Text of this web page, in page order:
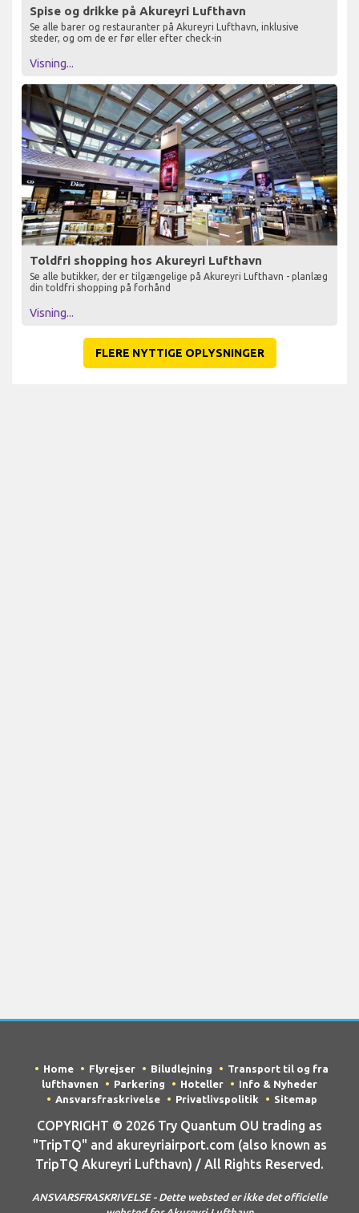
Spise og drikke på Akureyri Lufthavn
Se alle barer og restauranter på Akureyri Lufthavn, inklusive
steder, og om de er før eller efter check-in
Visning...
Toldfri shopping hos Akureyri Lufthavn
Se alle butikker, der er tilgængelige på Akureyri Lufthavn - planlæg
din toldfri shopping på forhånd
Visning...
FLERE NYTTIGE OPLYSNINGER
Home Flyrejser Biludlejning
Transport til og fra
lufthavnen
Parkering Hoteller
Info & Nyheder
Ansvarsfraskrivelse
Privatlivspolitik Sitemap
COPYRIGHT © 2026 Try Quantum OU trading as
"TripTQ" and akureyriairport.com (also known as
TripTQ Akureyri Lufthavn) / All Rights Reserved.
ANSVARSFRASKRIVELSE - Dette websted er ikke det officielle